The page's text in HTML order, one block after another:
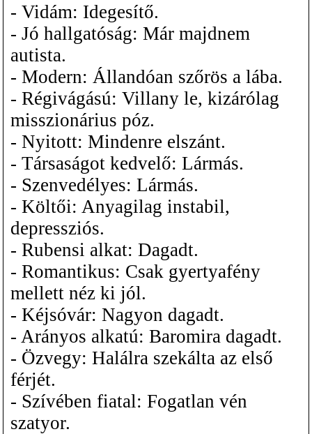
- Vidám: Idegesítő.
- Jó hallgatóság: Már majdnem
autista.
- Modern: Állandóan szőrös a lába.
- Régivágású: Villany le, kizárólag
misszionárius póz.
- Nyitott: Mindenre elszánt.
- Társaságot kedvelő: Lármás.
- Szenvedélyes: Lármás.
- Költői: Anyagilag instabil,
depressziós.
- Rubensi alkat: Dagadt.
- Romantikus: Csak gyertyafény
mellett néz ki jól.
- Kéjsóvár: Nagyon dagadt.
- Arányos alkatú: Baromira dagadt.
- Özvegy: Halálra szekálta az első
férjét.
- Szívében fiatal: Fogatlan vén
szatyor.